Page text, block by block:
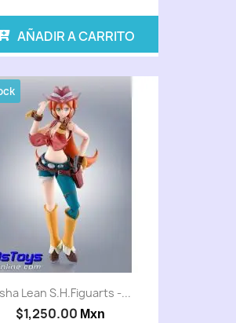
AÑADIR A CARRITO
Lean S.H.Figuarts -...
$1,250.00 Mxn